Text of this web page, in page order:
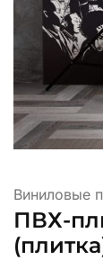
Виниловые
ПВХ-